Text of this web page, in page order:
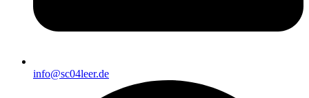
info@sc04leer.de